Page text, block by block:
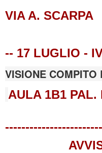
VIA A. SCARPA
-- 17 LUGLIO -
VISIONE COMPITO
AULA 1B1 PAL.